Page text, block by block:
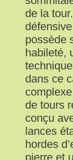
de la
possède
habileté,
dans ce
de tours
conçu
lances
hordes
pierre et